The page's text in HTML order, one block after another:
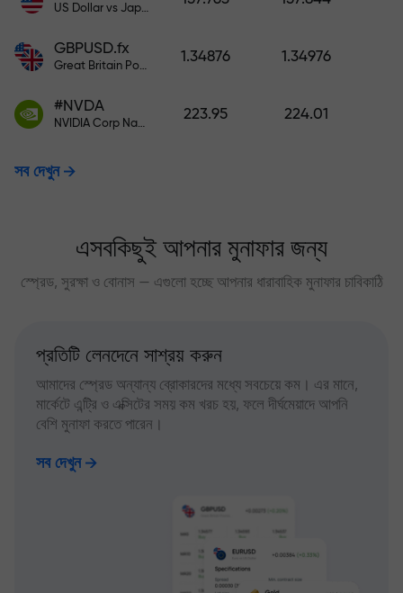
US Dollar vs Japanese Yen
GBPUSD.fx
Great Britain Pound vs US Dollar
1.34876 1.34976
#NVDA
NVIDIA Corp Nasdaq Stock Exchange (Nasdaq) USD
223.95 224.01
সব দেখুন
এসবকিছুই আপনার মুনাফার জন্য
স্প্রেড, সুরক্ষা ও বোনাস — এগুলো হচ্ছে আপনার ধারাবাহিক মুনাফার চাবিকাঠি
প্রতিটি লেনদেনে সাশ্রয় করুন
আমাদের স্প্রেড অন্যান্য ব্রোকারদের মধ্যে সবচেয়ে কম। এর মানে,
মার্কেটে এন্ট্রি ও এক্সিটের সময় কম খরচ হয়, ফলে দীর্ঘমেয়াদে আপনি
বেশি মুনাফা করতে পারেন।
সব দেখুন